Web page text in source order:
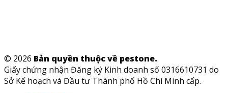
© 2026 Bản quyền thuộc về pestone.
Giấy chứng nhận Đăng ký Kinh doanh số 0316610731 do
Sở Kế hoạch và Đầu tư Thành phố Hồ Chí Minh cấp.